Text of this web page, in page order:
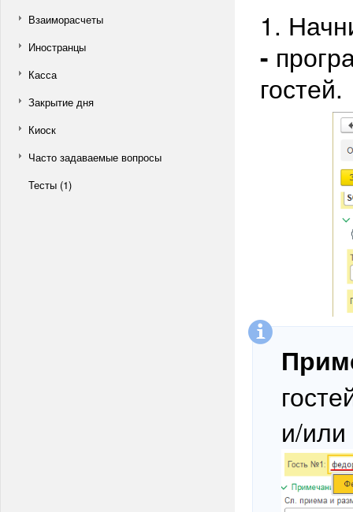
Взаиморасчеты
Иностранцы
Касса
Закрытие дня
Киоск
Часто задаваемые вопросы
Тесты (1)
1.
-
гостей.
и/или